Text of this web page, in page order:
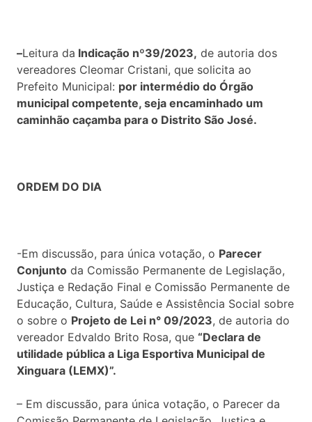
–Leitura da Indicação nº39/2023, de autoria dos
vereadores Cleomar Cristani, que solicita ao
Prefeito Municipal: por intermédio do Órgão
municipal competente, seja encaminhado um
caminhão caçamba para o Distrito São José.
ORDEM DO DIA
-Em discussão, para única votação, o Parecer
Conjunto da Comissão Permanente de Legislação,
Justiça e Redação Final e Comissão Permanente de
Educação, Cultura, Saúde e Assistência Social sobre
o sobre o Projeto de Lei n° 09/2023, de autoria do
vereador Edvaldo Brito Rosa, que “Declara de
utilidade pública a Liga Esportiva Municipal de
Xinguara (LEMX)”.
– Em discussão, para única votação, o Parecer da